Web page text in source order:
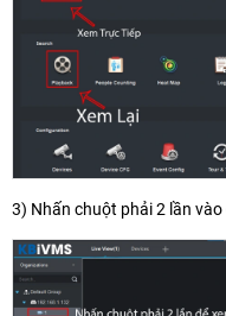
3) Nhấn chuột phải 2 lần